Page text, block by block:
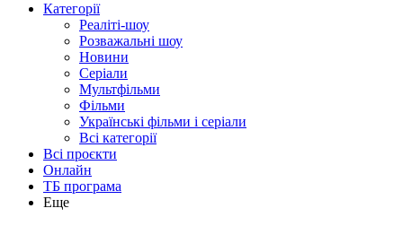
Категорії
Реаліті-шоу
Розважальні шоу
Новини
Серіали
Мультфільми
Фільми
Українські фільми і серіали
Всі категорії
Всі проєкти
Онлайн
ТБ програма
Еще